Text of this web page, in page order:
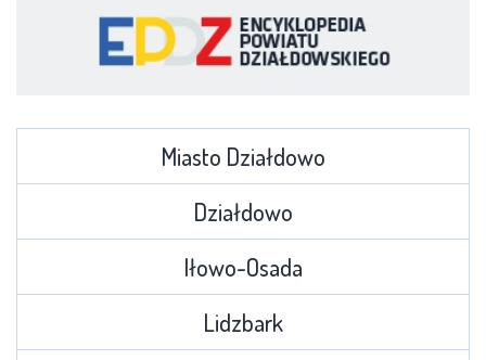
Miasto Działdowo
Działdowo
Iłowo-Osada
Lidzbark